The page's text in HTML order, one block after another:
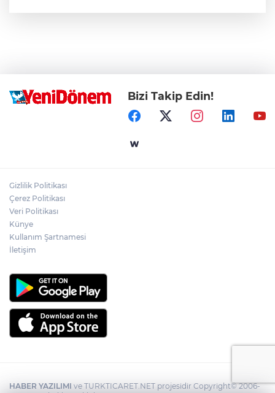
Bizi Takip Edin!
Gizlilik Politikası
Çerez Politikası
Veri Politikası
Künye
Kullanım Şartnamesi
İletişim
HABER YAZILIMI ve TURKTICARET.NET projesidir Copyright© 2006-